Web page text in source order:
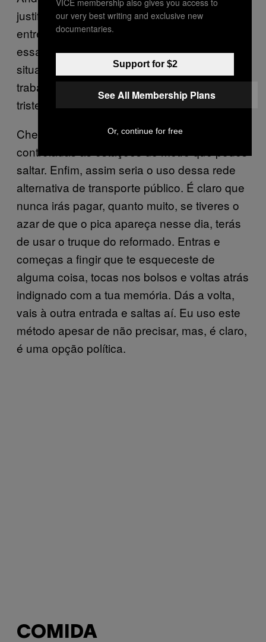
justificar a tua preferência por deambular
entre os meandros psicogeográficos e toda
essa teoria da deriva de Guy Debord e os
situacionistas. Ao fim e ao cabo, o verdadeiro
trabalho do homem pobre é adoçar a sua
triste vida com teorias morais e estéticas.
Chegados a este ponto já deves ter
controladas as estações de metro que podes
saltar. Enfim, assim seria o uso dessa rede
alternativa de transporte público. É claro que
nunca irás pagar, quanto muito, se tiveres o
azar de que o pica apareça nesse dia, terás
de usar o truque do reformado. Entras e
começas a fingir que te esqueceste de
alguma coisa, tocas nos bolsos e voltas atrás
indignado com a tua memória. Dás a volta,
vais à outra entrada e saltas aí. Eu uso este
método apesar de não precisar, mas, é claro,
é uma opção política.
COMIDA
our very best writing and exclusive new
documentaries.
Support for $2
See All Membership Plans
Or, continue for free